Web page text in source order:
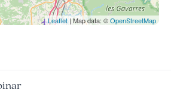
Leaflet | Map data: ©OpenStreetMap